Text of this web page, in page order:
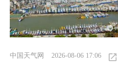
中国天气网 2026-08-06 17:06